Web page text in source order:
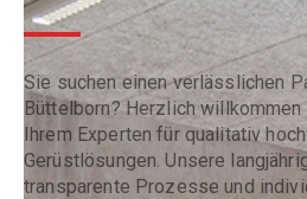
Sie suchen einen verlässlichen
Büttelborn? Herzlich willkommen
Ihrem Experten für qualitativ
Gerüstlösungen. Unsere
transparente Prozesse und